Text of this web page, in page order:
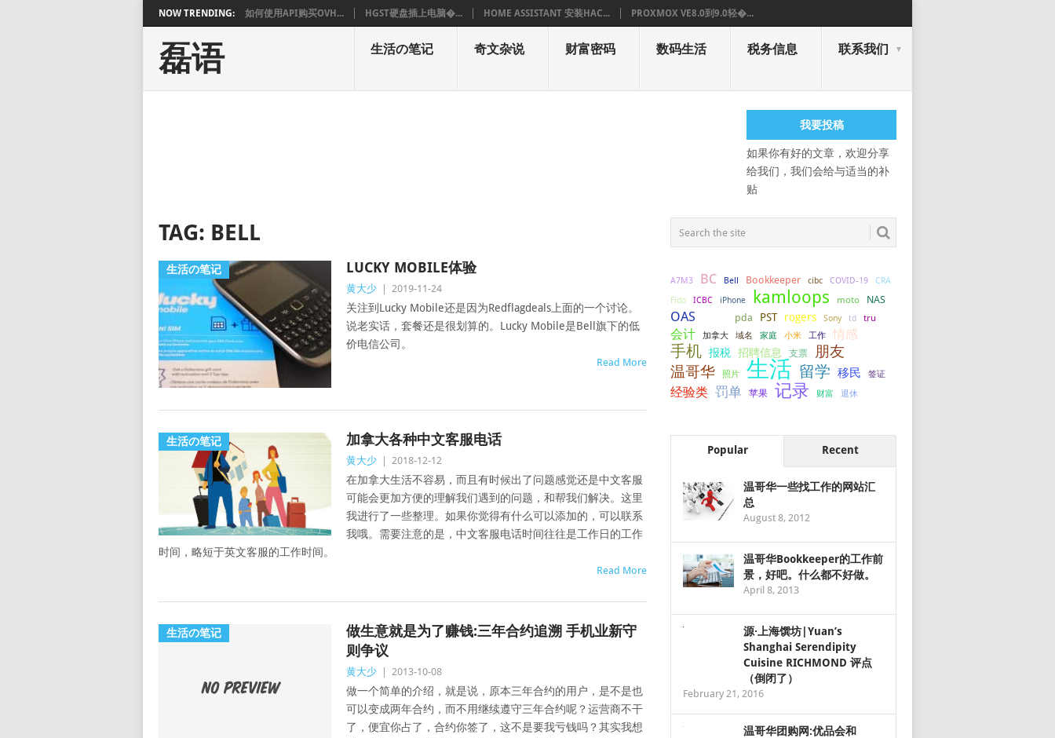
NOW TRENDING: 如何使用API购买OVH... HGST硬盘插上电脑�... HOME ASSISTANT 安装HAC... PROXMOX VE8.0到9.0轻�...
磊语 生活の笔记 奇文杂说 财富密码 数码生活 税务信息 联系我们
我要投稿
如果你有好的文章，欢迎分享
给我们，我们会给与适当的补
贴
TAG: BELL
生活の笔记 LUCKY MOBILE体验
黄大少 2019-11-24
关注到Lucky Mobile还是因为Redflagdeals上面的一个讨论。
说老实话，套餐还是很划算的。Lucky Mobile是Bell旗下的低
价电信公司。
Read More
生活の笔记 加拿大各种中文客服电话
黄大少 2018-12-12
在加拿大生活不容易，而且有时候出了问题感觉还是中文客服
可能会更加方便的理解我们遇到的问题，和帮我们解决。这里
我进行了一些整理。如果你觉得有什么可以添加的，可以联系
我哦。需要注意的是，中文客服电话时间往往是工作日的工作
时间，略短于英文客服的工作时间。
Read More
生活の笔记
做生意就是为了赚钱:三年合约追溯 手机业新守
则争议
黄大少 2013-10-08
做一个简单的介绍，就是说，原本三年合约的用户，是不是也
可以变成两年合约，而不用继续遵守三年合约呢？运营商不干
了，便宜你占了，合约你签了，这不是要我亏钱吗？其实我想
A7M3 BC Bell Bookkeeper cibc COVID-19
CRA
Fido
ICBC iPhone kamloops moto NAS
OAS pda PST rogers Sony td tru
会计 加拿大 域名 家庭 小米 工作 情感
手机 报税 招聘信息 支票 朋友
温哥华 照片 生活 留学 移民 签证
经验类 罚单 苹果 记录 财富 退休
Popular Recent
温哥华一些找工作的网站汇
总
August 8, 2012
温哥华Bookkeeper的工作前
景，好吧。什么都不好做。
April 8, 2013
源·上海馔坊|Yuan’s
Shanghai Serendipity
Cuisine RICHMOND 评点
（倒闭了）
February 21, 2016
温哥华团购网:优品会和